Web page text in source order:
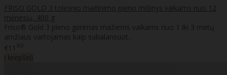
FRISO GOLD 3 tolesnio maitinimo pieno mišinys vaikams nuo 12
mėnesių, 400 g
Friso® Gold 3 pieno gėrimas mažiems vaikams nuo 1 iki 3 metų
amžiaus vartojamas kaip subalansuot..
€11 90